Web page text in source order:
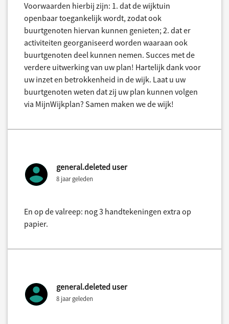
Voorwaarden hierbij zijn: 1. dat de wijktuin
openbaar toegankelijk wordt, zodat ook
buurtgenoten hiervan kunnen genieten; 2. dat er
activiteiten georganiseerd worden waaraan ook
buurtgenoten deel kunnen nemen. Succes met de
verdere uitwerking van uw plan! Hartelijk dank voor
uw inzet en betrokkenheid in de wijk. Laat u uw
buurtgenoten weten dat zij uw plan kunnen volgen
via MijnWijkplan? Samen maken we de wijk!
general.deleted user
8 jaar geleden
En op de valreep: nog 3 handtekeningen extra op
papier.
general.deleted user
8 jaar geleden